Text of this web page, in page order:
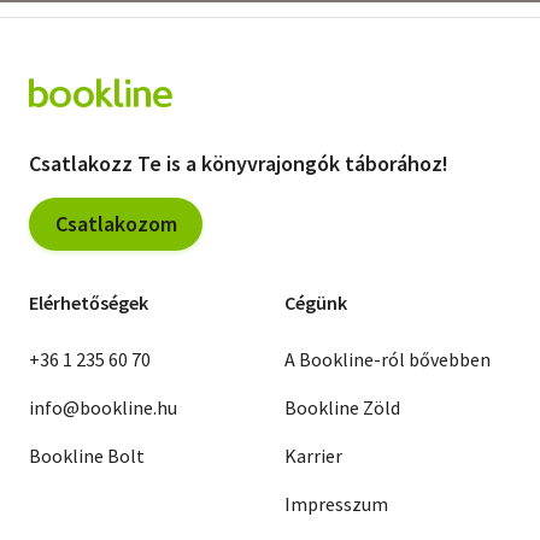
Csatlakozz Te is a könyvrajongók táborához!
Csatlakozom
Elérhetőségek
+36 1 235 60 70
info@bookline.hu
Bookline Bolt
Cégünk
A Bookline-ról bővebben
Bookline Zöld
Karrier
Impresszum